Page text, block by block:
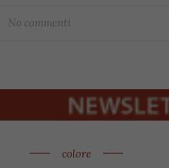
No commenti
colore